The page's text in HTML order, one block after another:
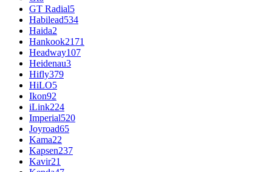
GT Radial5
Habilead534
Haida2
Hankook2171
Headway107
Heidenau3
Hifly379
HiLO5
Ikon92
iLink224
Imperial520
Joyroad65
Kama22
Kapsen237
Kavir21